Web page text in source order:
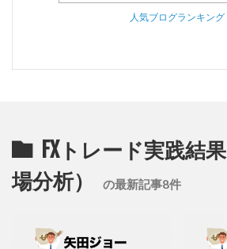
人気ブログランキング
FXトレード実践結
場分析）
の最新記事8件